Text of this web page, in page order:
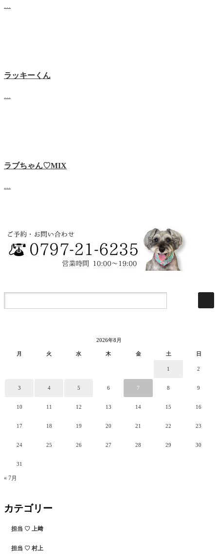
ラッキーくん
ラブちゃん♡MIX
2026年8月
月 火 水 木 金 土 日
1 2
3 4 5 6 7 8 9
10 11 12 13 14 15 16
17 18 19 20 21 22 23
24 25 26 27 28 29 30
31
« 7月
カテゴリー
担当 ♡ 上﨑
担当 ♡ 村上